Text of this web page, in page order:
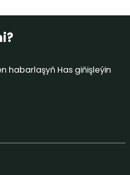
habarlaşyň Has giňişleýin